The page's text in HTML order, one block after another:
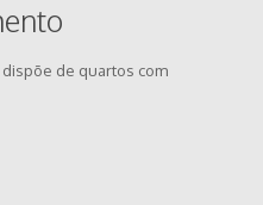
de quartos com